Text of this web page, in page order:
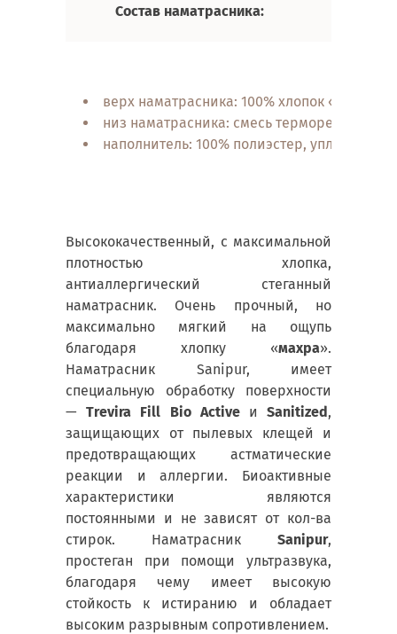
Состав наматрасника:
верх наматрасника: 100% хлопок «махра»,
низ наматрасника: смесь
наполнитель: 100% полиэстер,
Высококачественный, с максимальной
плотностью хлопка,
антиаллергический стеганный
наматрасник. Очень прочный, но
максимально мягкий на ощупь
благодаря хлопку «махра».
Наматрасник Sanipur, имеет
специальную обработку поверхности
—Trevira Fill Bio ActiveиSanitized,
защищающих от пылевых клещей и
предотвращающих астматические
реакции и аллергии. Биоактивные
характеристики являются
постоянными и не зависят от кол-ва
стирок. Наматрасник Sanipur,
простеган при помощи ультразвука,
благодаря чему имеет высокую
стойкость к истиранию и обладает
высоким разрывным сопротивлением.